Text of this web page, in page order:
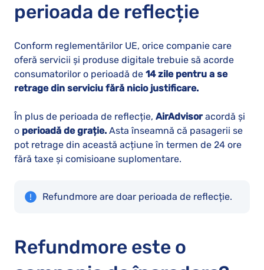
perioada de reflecție
Conform reglementărilor UE, orice companie care
oferă servicii și produse digitale trebuie să acorde
consumatorilor o perioadă de 14 zile pentru a se
retrage din serviciu fără nicio justificare.
În plus de perioada de reflecție, AirAdvisoracordă și
o perioadă de grație. Asta înseamnă că pasagerii se
pot retrage din această acțiune în termen de 24 ore
fără taxe și comisioane suplomentare.
Refundmore are doar perioada de reflecție.
Refundmore este o